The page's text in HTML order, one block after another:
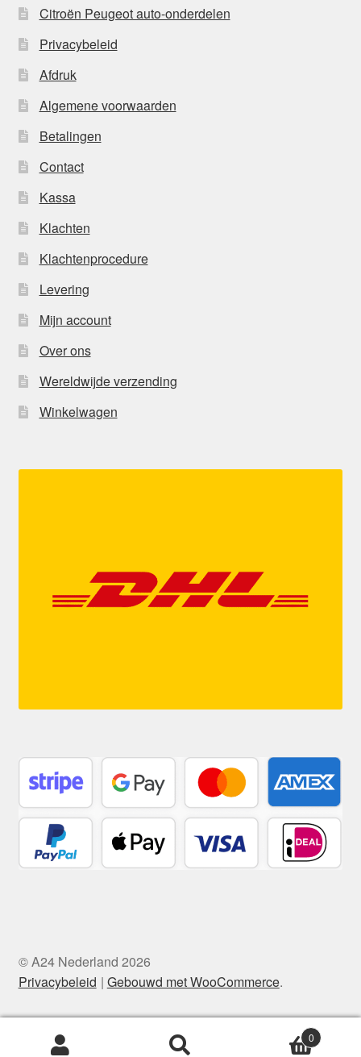
Citroën Peugeot auto-onderdelen
Privacybeleid
Afdruk
Algemene voorwaarden
Betalingen
Contact
Kassa
Klachten
Klachtenprocedure
Levering
Mijn account
Over ons
Wereldwijde verzending
Winkelwagen
© A24 Nederland 2026
Privacybeleid
Gebouwd met WooCommerce.
Zoeken
0